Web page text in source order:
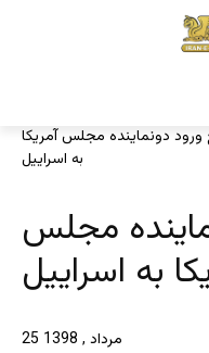
ورود دونماینده مجلس آمریکا
به اسراییل
مجلس
به اسراییل
25 مرداد , 1398